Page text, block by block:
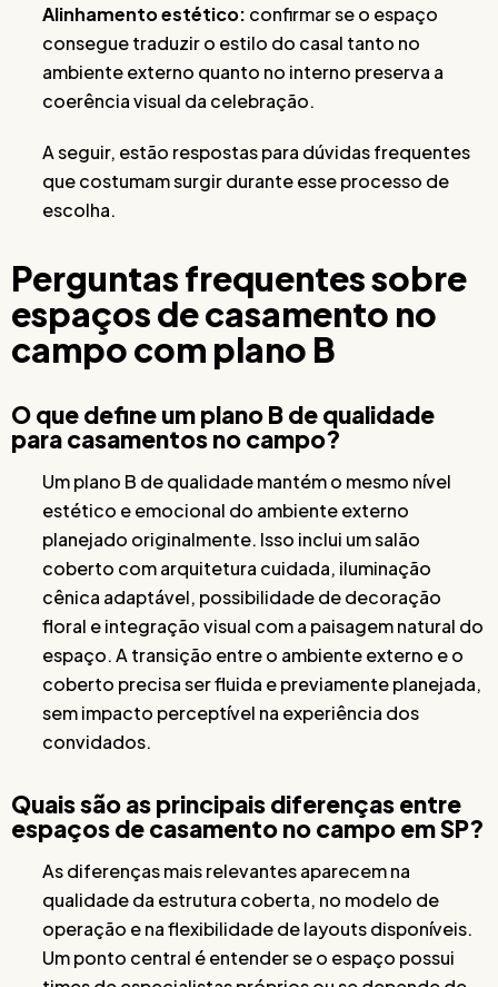
Alinhamento estético: confirmar se o espaço
consegue traduzir o estilo do casal tanto no
ambiente externo quanto no interno preserva a
coerência visual da celebração.
A seguir, estão respostas para dúvidas frequentes
que costumam surgir durante esse processo de
escolha.
Perguntas frequentes sobre
espaços de casamento no
campo com plano B
O que define um plano B de qualidade
para casamentos no campo?
Um plano B de qualidade mantém o mesmo nível
estético e emocional do ambiente externo
planejado originalmente. Isso inclui um salão
coberto com arquitetura cuidada, iluminação
cênica adaptável, possibilidade de decoração
floral e integração visual com a paisagem natural do
espaço. A transição entre o ambiente externo e o
coberto precisa ser fluida e previamente planejada,
sem impacto perceptível na experiência dos
convidados.
Quais são as principais diferenças entre
espaços de casamento no campo em SP?
As diferenças mais relevantes aparecem na
qualidade da estrutura coberta, no modelo de
operação e na flexibilidade de layouts disponíveis.
Um ponto central é entender se o espaço possui